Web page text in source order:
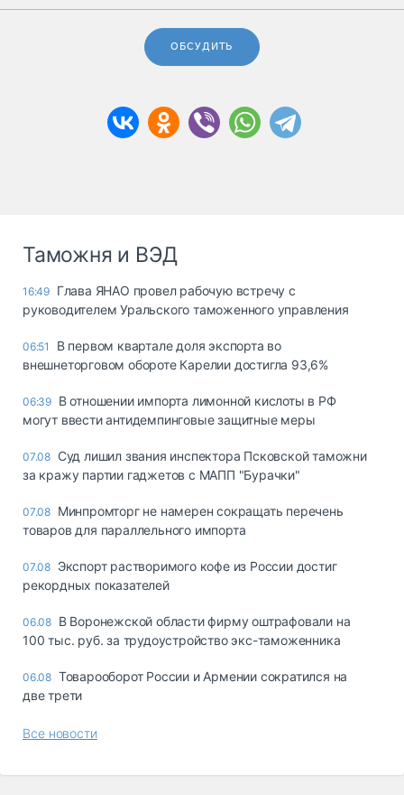
ОБСУДИТЬ
Таможня и ВЭД
16:49 Глава ЯНАО провел рабочую встречу с
руководителем Уральского таможенного управления
06:51
В первом квартале доля экспорта во
внешнеторговом обороте Карелии достигла 93,6%
06:39 В отношении импорта лимонной кислоты в РФ
могут ввести антидемпинговые защитные меры
07.08 Суд лишил звания инспектора Псковской таможни
за кражу партии гаджетов с МАПП "Бурачки"
07.08 Минпромторг не намерен сокращать перечень
товаров для параллельного импорта
07.08 Экспорт растворимого кофе из России достиг
рекордных показателей
06.08 В Воронежской области фирму оштрафовали на
100 тыс. руб. за трудоустройство экс-таможенника
06.08 Товарооборот России и Армении сократился на
две трети
Все новости